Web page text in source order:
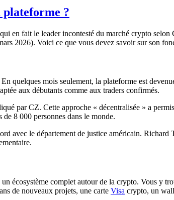
plateforme ?
en fait le leader incontesté du marché crypto
2026). Voici ce que vous devez savoir sur son
quelques mois seulement, la plateforme est
aux débutants comme aux traders confirmés.
par CZ. Cette approche « décentralisée » a
8 000 personnes dans le monde.
avec le département de justice américain.
écosystème complet autour de la crypto. Vous y
de nouveaux projets, une carte Visa crypto, un